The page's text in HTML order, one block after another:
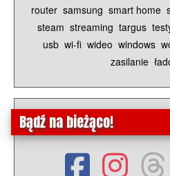
router samsung smart home
steam streaming targus
usb wi-fi wideo windows
zasilanie
Bądź na bieżąco!